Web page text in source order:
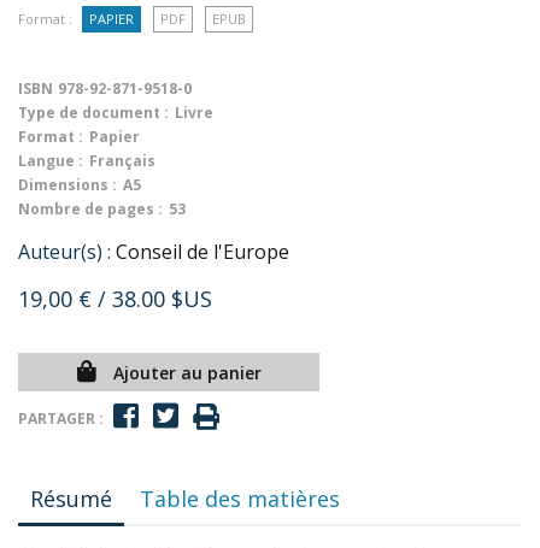
Format : PAPIER PDF EPUB
ISBN 978-92-871-9518-0
Type de document : Livre
Format : Papier
Langue : Français
Dimensions : A5
Nombre de pages : 53
Auteur(s) : Conseil de l'Europe
19,00 € / 38.00 $US
Ajouter au panier
PARTAGER :
Résumé Table des matières